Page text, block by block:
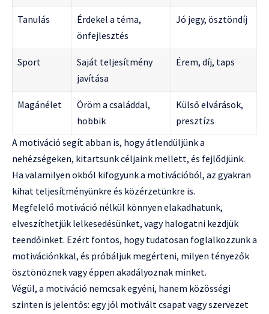
Tanulás
Érdekel a téma,
önfejlesztés
Jó jegy, ösztöndíj
Sport
Saját teljesítmény
javítása
Érem, díj, taps
Magánélet
Öröm a családdal,
hobbik
Külső elvárások,
presztízs
A motiváció segít abban is, hogy átlendüljünk a
nehézségeken, kitartsunk céljaink mellett, és fejlődjünk.
Ha valamilyen okból kifogyunk a motivációból, az gyakran
kihat teljesítményünkre és közérzetünkre is.
Megfelelő motiváció nélkül könnyen elakadhatunk,
elveszíthetjük lelkesedésünket, vagy halogatni kezdjük
teendőinket. Ezért fontos, hogy tudatosan foglalkozzunk a
motivációnkkal, és próbáljuk megérteni, milyen tényezők
ösztönöznek vagy éppen akadályoznak minket.
Végül, a motiváció nemcsak egyéni, hanem közösségi
szinten is jelentős: egy jól motivált csapat vagy szervezet